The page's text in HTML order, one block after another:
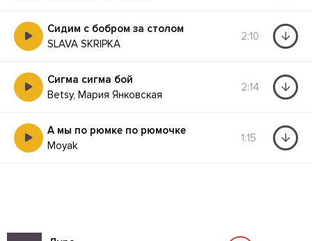
Сидим с бобром за столом
SLAVA SKRIPKA
2:10
Сигма сигма бой
Betsy, Мария Янковская
2:14
А мы по рюмке по рюмочке
Moyak
1:15